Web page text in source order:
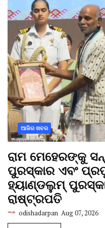
ଆଜିର ଖବର
ରାମ ମେହେରଙ୍କୁ
ପୁରସ୍କାର ଏବଂ
ହ୍ୟାଣ୍ଡଲୁମ୍
ରାଷ୍ଟ୍ରପତି
odishadarpan Aug 07, 2026